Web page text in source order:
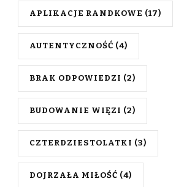
APLIKACJE RANDKOWE (17)
AUTENTYCZNOŚĆ (4)
BRAK ODPOWIEDZI (2)
BUDOWANIE WIĘZI (2)
CZTERDZIESTOLATKI (3)
DOJRZAŁA MIŁOŚĆ (4)